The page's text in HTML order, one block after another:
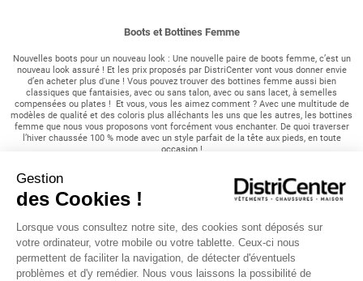
Gestion
des Cookies !
Lorsque vous consultez notre site, des cookies sont déposés sur
votre ordinateur, votre mobile ou votre tablette. Ceux-ci nous
permettent de faciliter la navigation, de détecter d'éventuels
problèmes et d'y remédier. Nous vous laissons la possibilité de
Boots et Bottines Femme
Nouvelles boots pour un nouveau look : Une nouvelle paire de boots femme, c’est un
nouveau look assuré ! Et les prix proposés par DistriCenter vont vous donner envie
d’en acheter plus d'une ! Vous pouvez trouver des bottines femme aussi bien
classiques que fantaisies, avec ou sans talon, avec ou sans lacet, à semelles
compensées ou plates ! Et vous, vous les aimez comment ? Avec une multitude de
modèles de qualité et des coloris plus alléchants les uns que les autres, les bottines
femme que nous vous proposons vont forcément vous enchanter. De quoi traverser
l’hiver chaussée 100 % mode avec un style parfait de la tête aux pieds, en toute
occasion !
Une collection tendance à petits prix :
Chaussures à talons, boots à franges, à pompons ornées de corde tressée... Des low
style se trouve parmi nos modèles, au meilleur prix ! Esprit rock ou citadin, nature ou
sophistiqué, quelles que soient vos influences, un vent de nouveauté va souffler dans
votre dressing. Avec nos chaussures fourrées, vous allez affronter le froid avec
élégance. Envie d’affiner vos jambes, votre silhouette ? Prenez de la hauteur en
craquant pour une paire de boots à talons ! DistriCenter vous propose une large